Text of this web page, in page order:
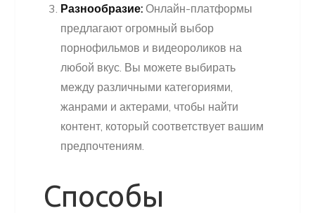
Разнообразие: Онлайн-платформы
предлагают огромный выбор
порнофильмов и видеороликов на
любой вкус. Вы можете выбирать
между различными категориями,
жанрами и актерами, чтобы найти
контент, который соответствует вашим
предпочтениям.
Способы